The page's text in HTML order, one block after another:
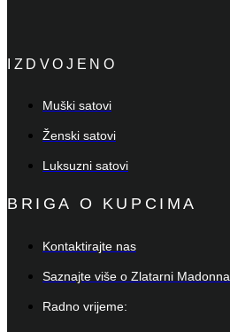
IZDVOJENO
Muški satovi
Ženski satovi
Luksuzni satovi
BRIGA O KUPCIMA
Kontaktirajte nas
Saznajte više o Zlatarni Madonna
Radno vrijeme: